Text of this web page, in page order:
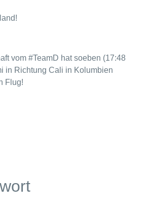
vom #TeamD hat soeben (17:48
in Richtung Cali in Kolumbien
Flug!